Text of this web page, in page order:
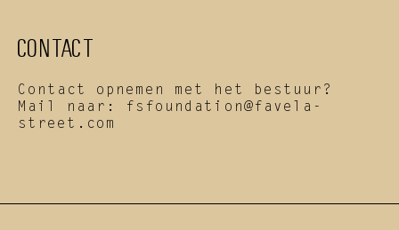
CONTACT
Contact opnemen met het bestuur?
Mail naar:
fsfoundation@favela-
street.com